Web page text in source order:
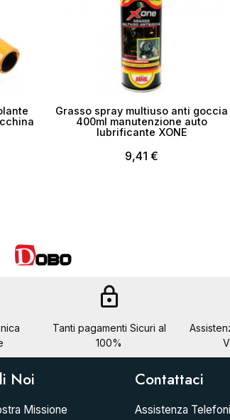
Grasso spray multiuso anti goccia
400ml manutenzione auto
lubrificante XONE
9,41 €
lock
Tanti pagamenti Sicuri al
100%
Noi
Missione
Contattaci
Assistenza